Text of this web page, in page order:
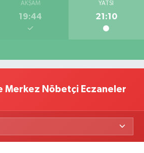
AKŞAM
19:44
YATSI
21:10
Merkez Nöbetçi Eczaneler